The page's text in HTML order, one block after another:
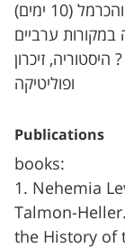
(10 ימים)
במקורות ערביים
זיכרון
ופוליטיקה
Publications
books:
1. Nehemia
Talmon-
the History of